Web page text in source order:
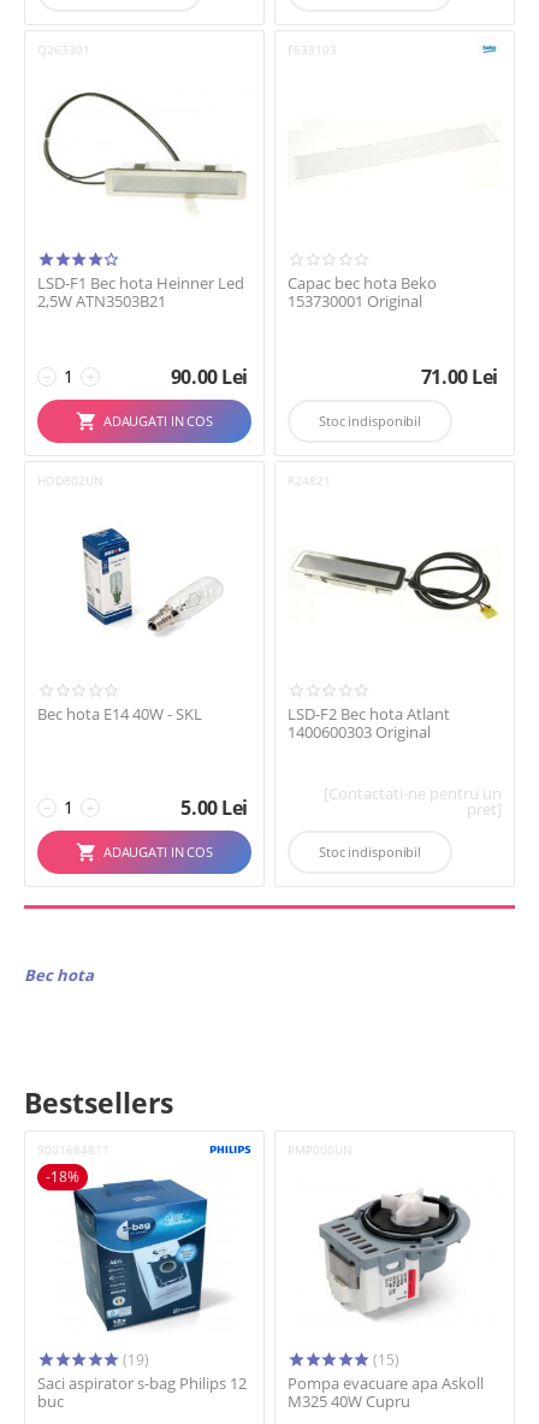
Q263301
LSD-F1 Bec hota Heinner Led
2,5W ATN3503B21
+
− 90.00Lei
ADAUGATI IN COS
F633103
Capac bec hota Beko
153730001 Original
71.00Lei
Stoc indisponibil
HOD802UN
Bec hota E14 40W - SKL
+
− 5.00Lei
ADAUGATI IN COS
R24821
LSD-F2 Bec hota Atlant
1400600303 Original
[Contactati-ne pentru un
pret]
Stoc indisponibil
Bec hota
Bestsellers
9001684811
-18%
(19)
Saci aspirator s-bag Philips 12
buc
PMP000UN
(15)
Pompa evacuare apa Askoll
M325 40W Cupru